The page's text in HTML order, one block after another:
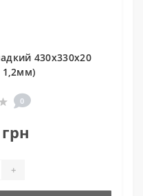
430х330х20
0
+